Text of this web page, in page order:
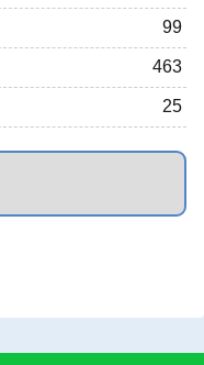
99
463
25